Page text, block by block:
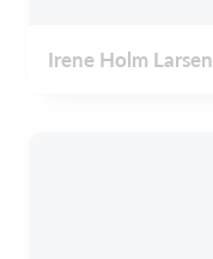
Irene Holm Larsen